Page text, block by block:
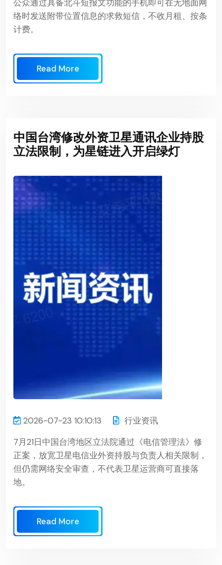
公众通过具备北斗短报文功能的手机即可在无地面网
络时发送附带位置信息的求救短信，不收月租、按条
计费。
Read More
中国台湾修改外资卫星通讯企业持股
立法限制，为星链进入开启绿灯
2026-07-23 10:10:13
行业资讯
7月21日中国台湾地区立法院通过《电信管理法》修
正案，放宽卫星电信业外资持股与负责人相关限制，
但仍需网络安全审查，不代表卫星运营商可直接落
地。
Read More